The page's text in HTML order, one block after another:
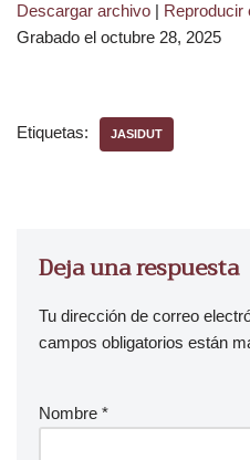
p
r
u
Descargar archivo | Reproducir
Grabado el octubre 28, 2025
Etiquetas: JASIDUT
Deja una respuesta
Tu dirección de correo
campos obligatorios están
Nombre *